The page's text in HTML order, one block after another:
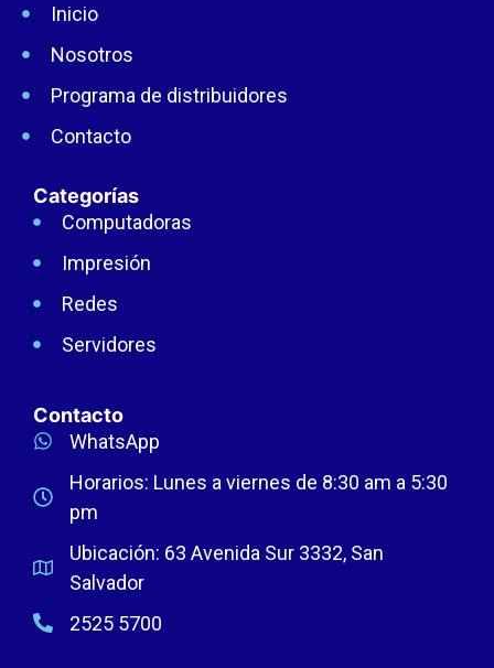
Inicio
Nosotros
Programa de distribuidores
Contacto
Categorías
Computadoras
Impresión
Redes
Servidores
Contacto
WhatsApp
Horarios: Lunes a viernes de 8:30 am a 5:30
pm
Ubicación: 63 Avenida Sur 3332, San
Salvador
2525 5700